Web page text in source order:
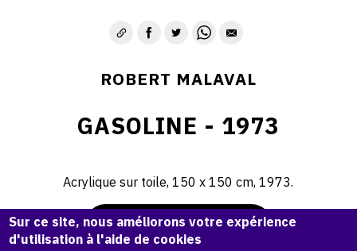
ROBERT MALAVAL
GASOLINE - 1973
Acrylique sur toile, 150 x 150 cm, 1973.
Demande d'information
Sur ce site, nous améliorons votre expérience
d'utilisation à l'aide de cookies